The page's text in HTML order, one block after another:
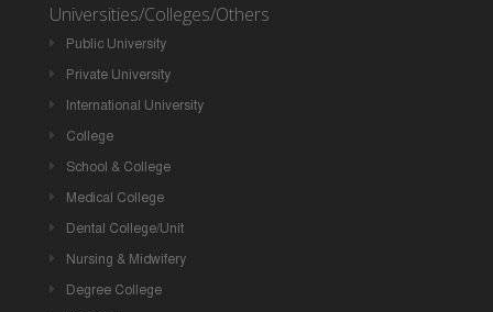
Universities/Colleges/Others
Public University
Private University
International University
College
School & College
Medical College
Dental College/Unit
Nursing & Midwifery
Degree College